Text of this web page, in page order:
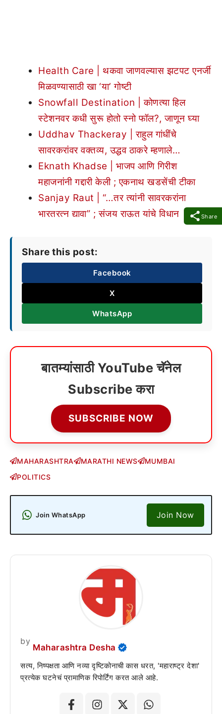
Share
Health Care | थकवा जाणवल्यास झटपट एनर्जी
मिळवण्यासाठी खा ‘या’ गोष्टी
Snowfall Destination | कोणत्या हिल
स्टेशनवर कधी सुरू होतो स्नो फॉल?, जाणून घ्या
Uddhav Thackeray | राहुल गांधींचे
सावरकरांवर वक्तव्य, उद्धव ठाकरे म्हणाले…
Eknath Khadse | भाजप आणि गिरीश
महाजनांनी गद्दारी केली ; एकनाथ खडसेंची टीका
Sanjay Raut | “…तर त्यांनी सावरकरांना
भारतरत्न द्यावा” ; संजय राऊत यांचे विधान
Share this post:
Facebook
X
WhatsApp
बातम्यांसाठी YouTube चॅनेल
Subscribe करा
SUBSCRIBE NOW
MAHARASHTRA MARATHI NEWS
MUMBAI
POLITICS
Join WhatsApp Join Now
by
Maharashtra Desha
सत्य, निष्पक्षता आणि नव्या दृष्टिकोनाची कास धरत, 'महाराष्ट्र देशा'
प्रत्येक घटनेचं प्रामाणिक रिपोर्टिंग करत आले आहे.